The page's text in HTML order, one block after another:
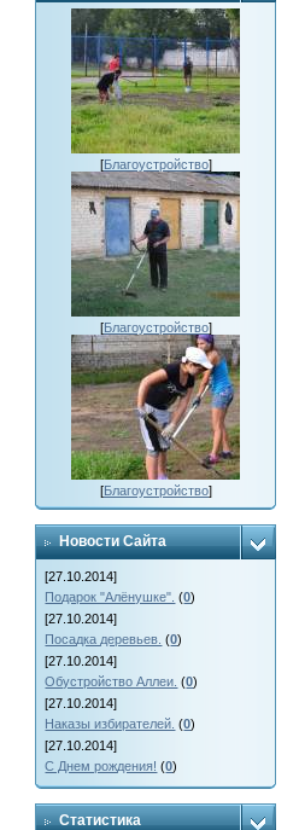
[Благоустройство]
[Благоустройство]
[Благоустройство]
Новости Сайта
[27.10.2014]
Подарок "Алёнушке". (0)
[27.10.2014]
Посадка деревьев. (0)
[27.10.2014]
Обустройство Аллеи. (0)
[27.10.2014]
Наказы избирателей. (0)
[27.10.2014]
С Днем рождения! (0)
Статистика